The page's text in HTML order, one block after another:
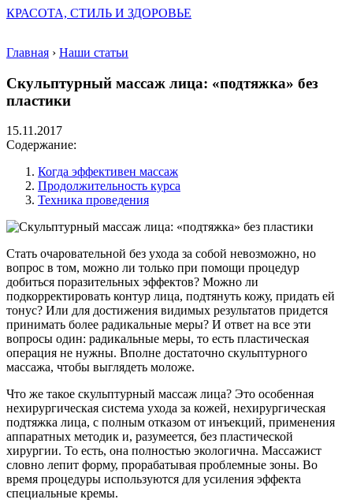
КРАСОТА, СТИЛЬ И ЗДОРОВЬЕ
Главная › Наши статьи
Скульптурный массаж лица: «подтяжка» без
пластики
15.11.2017
Содержание:
Когда эффективен массаж
Продолжительность курса
Техника проведения
Стать очаровательной без ухода за собой невозможно, но
вопрос в том, можно ли только при помощи процедур
добиться поразительных эффектов? Можно ли
подкорректировать контур лица, подтянуть кожу, придать ей
тонус? Или для достижения видимых результатов придется
принимать более радикальные меры? И ответ на все эти
вопросы один: радикальные меры, то есть пластическая
операция не нужны. Вполне достаточно скульптурного
массажа, чтобы выглядеть моложе.
Что же такое скульптурный массаж лица? Это особенная
нехирургическая система ухода за кожей, нехирургическая
подтяжка лица, с полным отказом от инъекций, применения
аппаратных методик и, разумеется, без пластической
хирургии. То есть, она полностью экологична. Массажист
словно лепит форму, прорабатывая проблемные зоны. Во
время процедуры используются для усиления эффекта
специальные кремы.